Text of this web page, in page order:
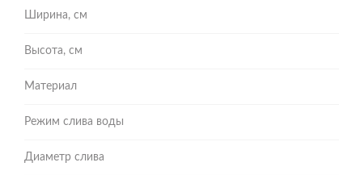
Ширина, см
Высота, см
Материал
Режим слива воды
Диаметр слива